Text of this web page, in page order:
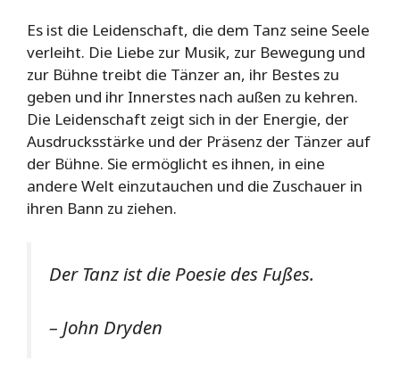
Es ist die Leidenschaft, die dem Tanz seine Seele
verleiht. Die Liebe zur Musik, zur Bewegung und
zur Bühne treibt die Tänzer an, ihr Bestes zu
geben und ihr Innerstes nach außen zu kehren.
Die Leidenschaft zeigt sich in der Energie, der
Ausdrucksstärke und der Präsenz der Tänzer auf
der Bühne. Sie ermöglicht es ihnen, in eine
andere Welt einzutauchen und die Zuschauer in
ihren Bann zu ziehen.
Der Tanz ist die Poesie des Fußes.
– John Dryden